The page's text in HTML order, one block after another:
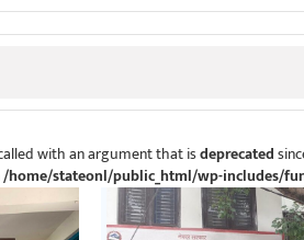
with an argument that isdeprecated
/home/stateonl/public_html/wp-includes/